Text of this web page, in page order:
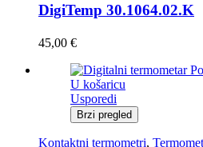
DigiTemp 30.1064.02.K
45,00 €
U košaricu
Usporedi
Brzi pregled
Kontaktni termometri,